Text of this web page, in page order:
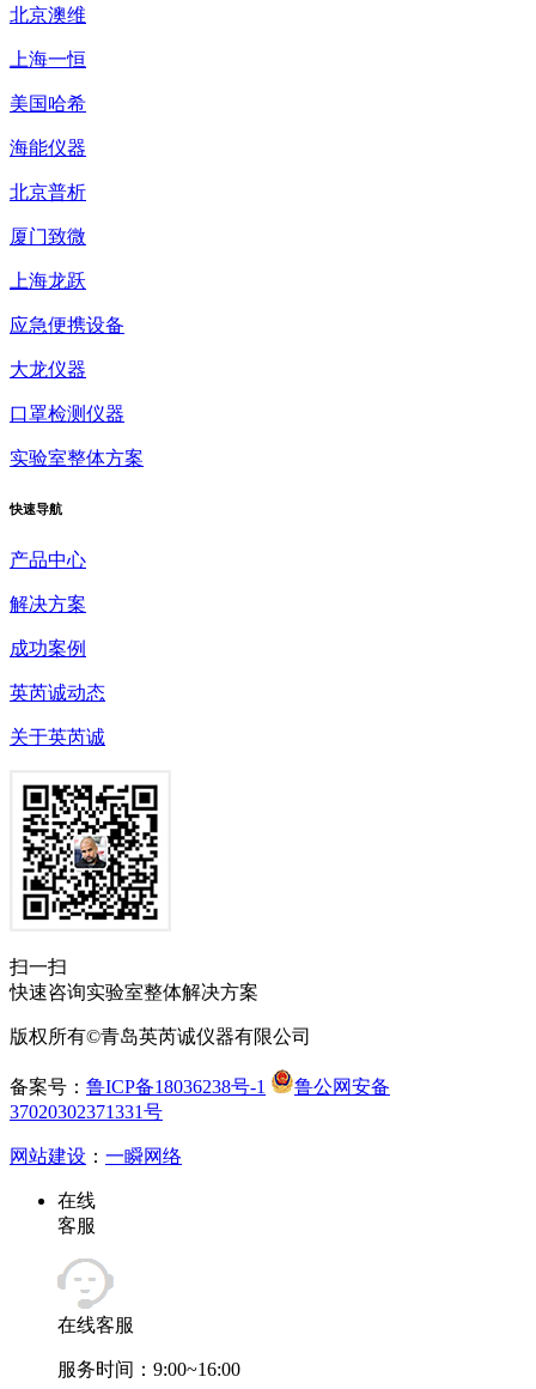
北京澳维
上海一恒
美国哈希
海能仪器
北京普析
厦门致微
上海龙跃
应急便携设备
大龙仪器
口罩检测仪器
实验室整体方案
快速导航
产品中心
解决方案
成功案例
英芮诚动态
关于英芮诚
扫一扫
快速咨询实验室整体解决方案
版权所有©青岛英芮诚仪器有限公司
备案号： 鲁ICP备18036238号-1
鲁公网安备
37020302371331号
网站建设 ： 一瞬网络
在线
客服
在线客服
服务时间：9:00~16:00